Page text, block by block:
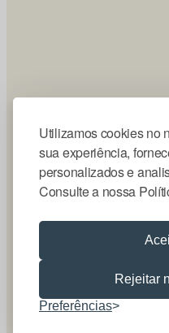
Utilizamos cookies no
sua experiência,
personalizados e
Consulte a nossa
Rejeitar
Preferências